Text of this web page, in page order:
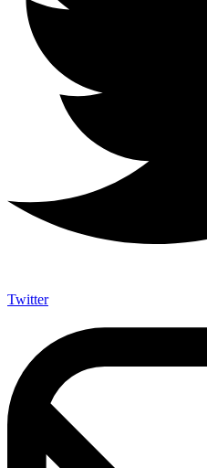
Twitter